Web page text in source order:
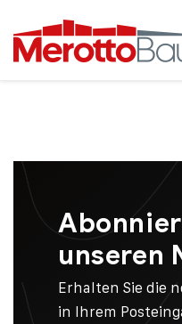
unseren
Erhalten Sie die
in Ihrem